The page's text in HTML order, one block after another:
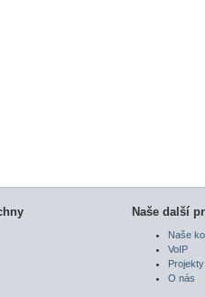
Naše další
Naše
VoIP
Projekty
O nás